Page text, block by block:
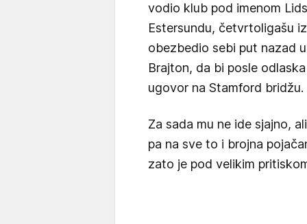
vodio klub pod imenom
Estersundu, četvrtoligašu
obezbedio sebi put nazad
Brajton, da bi posle
ugovor na Stamford bridžu.
Za sada mu ne ide sjajno,
pa na sve to i brojna
zato je pod velikim